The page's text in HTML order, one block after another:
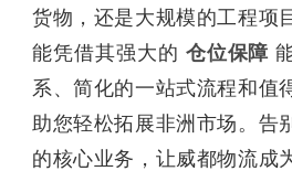
货物，还是大规模的工程项
能凭借其强大的 仓位保障
系、简化的一站式流程和值
助您轻松拓展非洲市场。告
的核心业务，让威都物流成